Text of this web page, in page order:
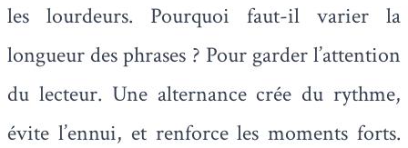
les lourdeurs. Pourquoi faut-il varier la
longueur des phrases ? Pour garder l’attention
du lecteur. Une alternance crée du rythme,
évite l’ennui, et renforce les moments forts.